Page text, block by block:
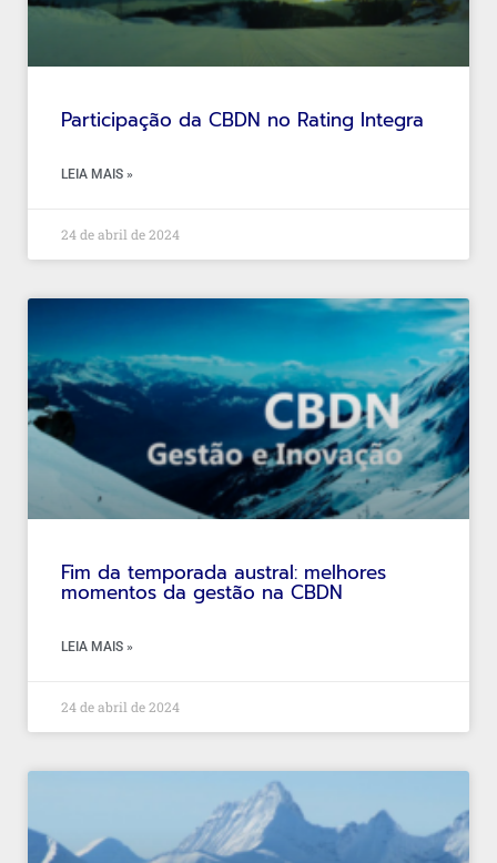
Participação da CBDN no Rating Integra
LEIA MAIS »
24 de abril de 2024
Fim da temporada austral: melhores
momentos da gestão na CBDN
LEIA MAIS »
24 de abril de 2024